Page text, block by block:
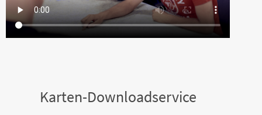
Karten-Downloadservice